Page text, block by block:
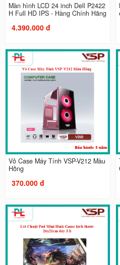
Màn hình LCD 24 inch Dell P2422
H Full HD IPS - Hàng Chính Hãng
4.390.000 đ
Vỏ Case Máy Tính VSP-V212 Màu
Hồng
370.000 đ